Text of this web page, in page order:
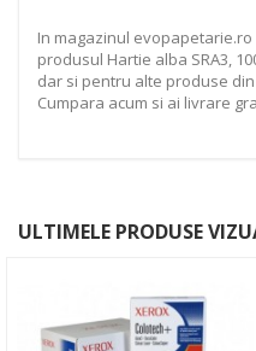
In magazinul
produsul Hartie alba SRA3,
dar si pentru alte produse
Cumpara acum si ai livrare
ULTIMELE PRODUSE